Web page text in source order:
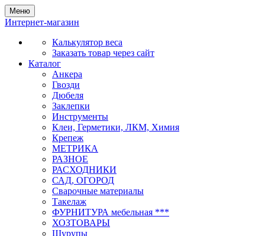
Меню
Интернет-магазин
Калькулятор веса
Заказать товар через сайт
Каталог
Анкера
Гвозди
Дюбеля
Заклепки
Инструменты
Клеи, Герметики, ЛКМ, Химия
Крепеж
МЕТРИКА
РАЗНОЕ
РАСХОДНИКИ
САД, ОГОРОД
Сварочные материалы
Такелаж
ФУРНИТУРА мебельная ***
ХОЗТОВАРЫ
Шурупы